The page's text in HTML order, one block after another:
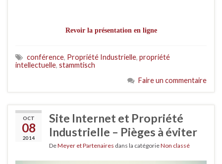
Revoir la présentation en ligne
conférence, Propriété Industrielle, propriété
intellectuelle, stammtisch
Faire un commentaire
OCT
08
2014
Site Internet et Propriété
Industrielle – Pièges à éviter
DeMeyer et Partenaires dans la catégorieNon classé